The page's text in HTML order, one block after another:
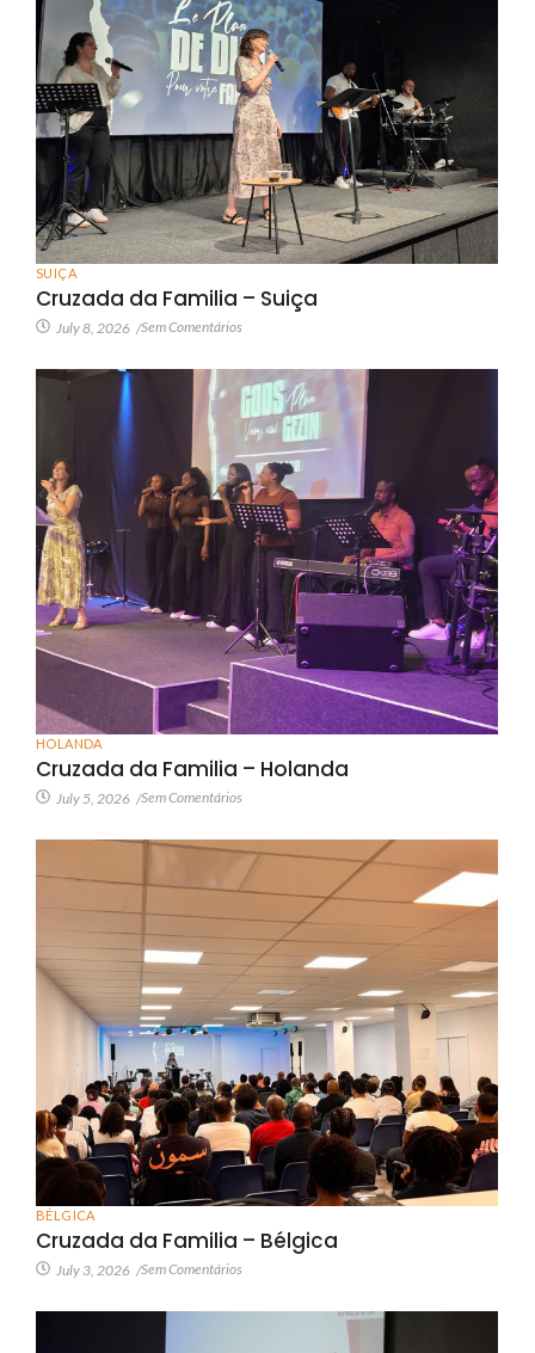
SUIÇA
Cruzada da Familia – Suiça
July 8, 2026 /Sem Comentários
HOLANDA
Cruzada da Familia – Holanda
July 5, 2026 /Sem Comentários
BÉLGICA
Cruzada da Familia – Bélgica
July 3, 2026 /Sem Comentários